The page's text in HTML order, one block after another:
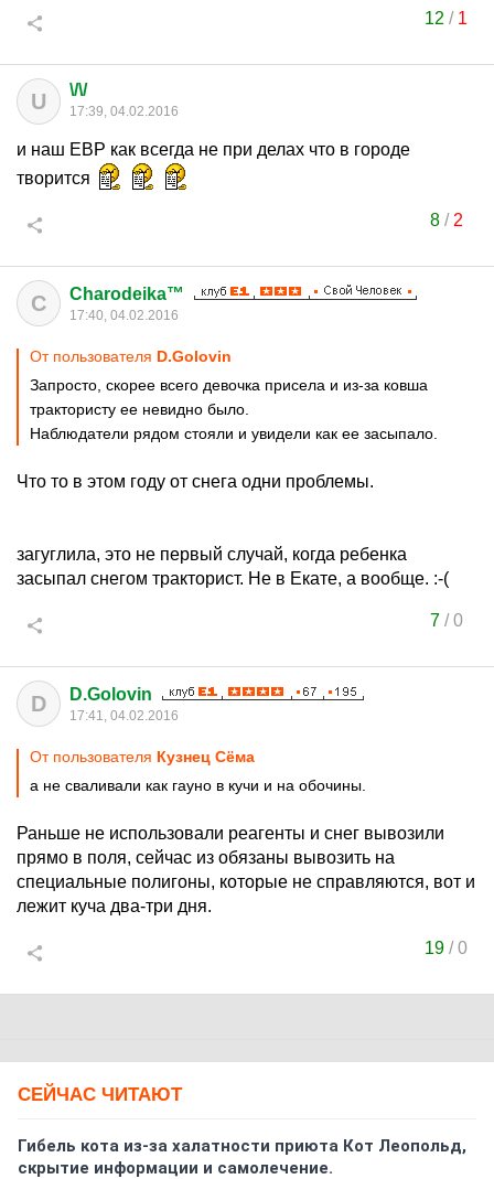
12 / 1
U \/\/
17:39, 04.02.2016
и наш ЕВР как всегда не при делах что в городе
творится
8/ 2
C Charodeika™
17:40, 04.02.2016
От пользователя D.Golovin
Запросто, скорее всего девочка присела и из-за ковша
трактористу ее невидно было.
Наблюдатели рядом стояли и увидели как ее засыпало.
Что то в этом году от снега одни проблемы.
загуглила, это не первый случай, когда ребенка
засыпал снегом тракторист. Не в Екате, а вообще. :-(
7/0
D D.Golovin
17:41, 04.02.2016
От пользователя Кузнец Сёма
а не сваливали как гауно в кучи и на обочины.
Раньше не использовали реагенты и снег вывозили
прямо в поля, сейчас из обязаны вывозить на
специальные полигоны, которые не справляются, вот и
лежит куча два-три дня.
19 /0
СЕЙЧАС ЧИТАЮТ
Гибель кота из-за халатности приюта Кот Леопольд,
скрытиe информации и самолечение.